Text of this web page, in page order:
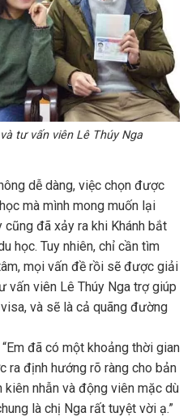
tư vấn viên Lê Thúy Nga
dễ dàng, việc chọn được
mà mình mong muốn lại
cũng đã xảy ra khi Khánh bắt
học. Tuy nhiên, chỉ cần tìm
mọi vấn đề rồi sẽ được giải
vấn viên Lê Thúy Nga trợ giúp
và sẽ là cả quãng đường
đã có một khoảng thời gian
ra định hướng rõ ràng cho bản
kiên nhẫn và động viên mặc dù
là chị Nga rất tuyệt vời ạ.”